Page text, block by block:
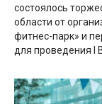
состоялось
области от
фитнес-парк» и
для проведения I